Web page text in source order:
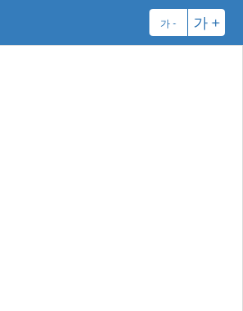
가 - 가 +